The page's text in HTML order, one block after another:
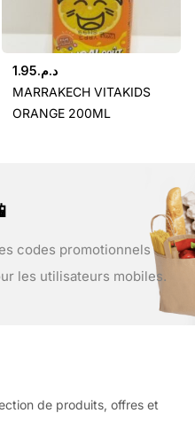
د.م.1.95
MARRAKECH VITAKIDS
ORANGE 200ML
codes promotionnels
les utilisateurs mobiles.
de produits, offres et